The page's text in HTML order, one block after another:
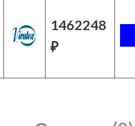
1462248
₽